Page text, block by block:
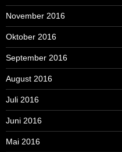
November 2016
Oktober 2016
September 2016
August 2016
Juli 2016
Juni 2016
Mai 2016